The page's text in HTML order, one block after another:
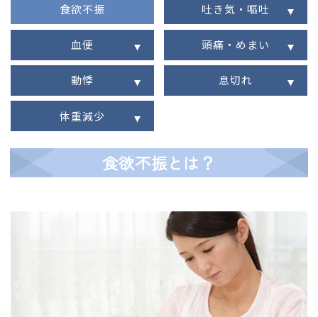
食欲不振 吐き気・嘔吐
血便 頭痛・めまい
動悸 息切れ
体重減少
食欲不振とは？